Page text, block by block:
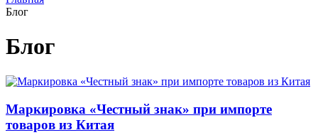
Блог
Блог
Маркировка «Честный знак» при импорте
товаров из Китая